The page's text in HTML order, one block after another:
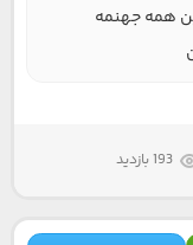
همه جهنمه
193 بازدید